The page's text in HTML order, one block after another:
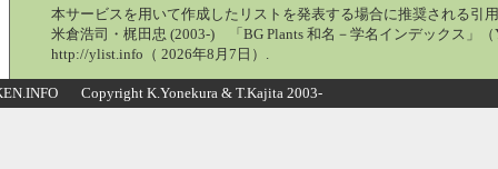
本サービスを用いて作成したリストを発表する場合に推奨される引用
米倉浩司・梶田忠 (2003-) 「BG Plants 和名－学名インデックス」（
http://ylist.info（ 2026年8月7日）.
Copyright K.Yonekura & T.Kajita 2003-